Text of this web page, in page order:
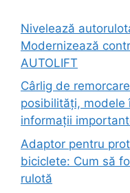
Nivelează
Modernizează
AUTOLIFT
Cârlig de
posibilități, modele
informații
Adaptor pentru
biciclete: Cum să
rulotă